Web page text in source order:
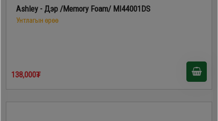
Ashley - Дэр /Memory Foam/ MI44001DS
Унтлагын өрөө
138,000₮